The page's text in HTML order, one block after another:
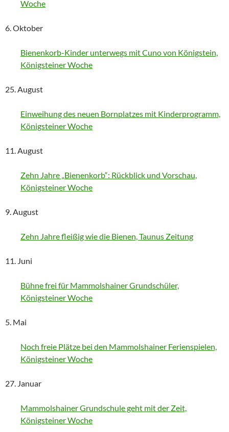
Woche
6. Oktober
Bienenkorb-Kinder unterwegs mit Cuno von Königstein,
Königsteiner Woche
25. August
Einweihung des neuen Bornplatzes mit Kinderprogramm,
Königsteiner Woche
11. August
Zehn Jahre „Bienenkorb“: Rückblick und Vorschau,
Königsteiner Woche
9. August
Zehn Jahre fleißig wie die Bienen, Taunus Zeitung
11. Juni
Bühne frei für Mammolshainer Grundschüler,
Königsteiner Woche
5. Mai
Noch freie Plätze bei den Mammolshainer Ferienspielen,
Königsteiner Woche
27. Januar
Mammolshainer Grundschule geht mit der Zeit,
Königsteiner Woche